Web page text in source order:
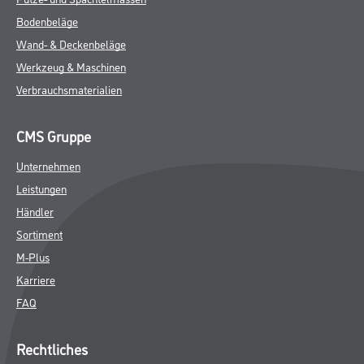
Bodenbeläge
Wand- & Deckenbeläge
Werkzeug & Maschinen
Verbrauchsmaterialien
CMS Gruppe
Unternehmen
Leistungen
Händler
Sortiment
M-Plus
Karriere
FAQ
Rechtliches